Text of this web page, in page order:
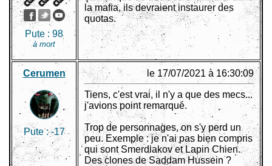
Pute : 98
à mort
la mafia, ils devraient instaurer des
quotas.
Cerumen
Pute :-17
le 17/07/2021 à 16:30:09
Tiens, c'est vrai, il n'y a que des mecs...
j'avions point remarqué.
Trop de personnages, on s'y perd un
peu. Exemple : je n'ai pas bien compris
qui sont Smerdiakov et Lapin Chien.
Des clones de Saddam Hussein ?